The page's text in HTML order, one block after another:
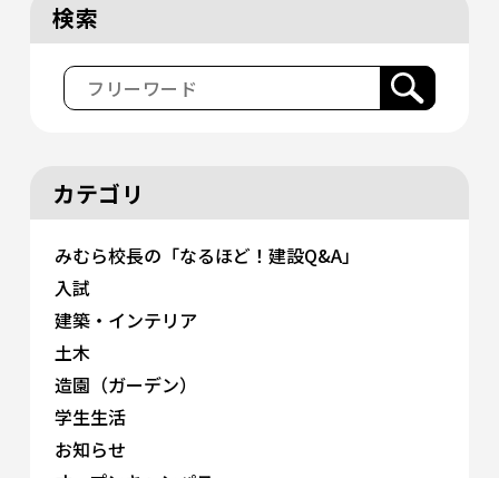
検索
カテゴリ
みむら校長の「なるほど！建設Q&A」
入試
建築・インテリア
土木
造園（ガーデン）
学生生活
お知らせ